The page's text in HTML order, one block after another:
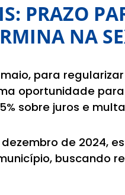
PRAZO
NA
para
oportunidade
sobre juros e
de 2024,
buscando